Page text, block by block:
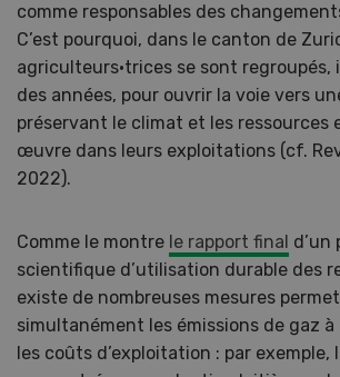
comme responsables des
C’est pourquoi, dans le canton de
agriculteurs·trices se sont regroupés,
des années, pour ouvrir la voie vers
préservant le climat et les ressources
œuvre dans leurs exploitations (cf.
2022).
Comme le montre le rapport final d’un
scientifique d’utilisation durable des
existe de nombreuses mesures
simultanément les émissions de gaz
les coûts d’exploitation : par